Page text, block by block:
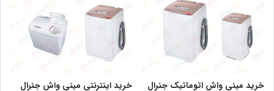
خرید مینی واش اتوماتیک جنرال
خرید اینترنتی مینی واش جنرال